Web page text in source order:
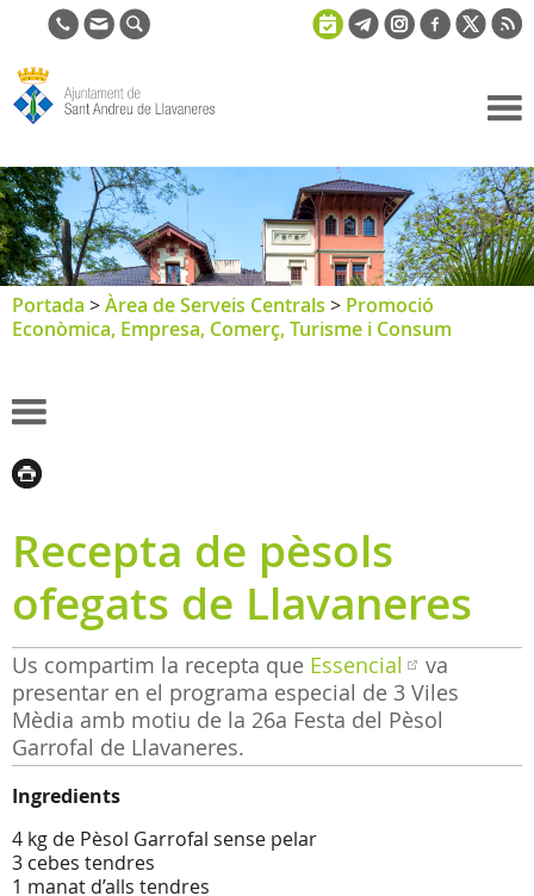
de Sant
Andreu de
Llavaneres
Portada >Àrea de Serveis Centrals > Promoció
Econòmica, Empresa, Comerç, Turisme i Consum
Recepta de pèsols
ofegats de Llavaneres
Us compartim la recepta que Essencial
va
presentar en el programa especial de 3 Viles
Mèdia amb motiu de la 26a Festa del Pèsol
Garrofal de Llavaneres.
Ingredients
4 kg de Pèsol Garrofal sense pelar
3 cebes tendres
1 manat d’alls tendres